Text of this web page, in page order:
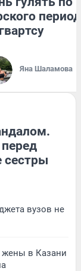
Яна Шаламова
сестры
вузов не
жены в Казани